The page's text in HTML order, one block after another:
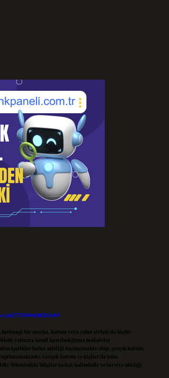
herhangi bir marka, kurum veya şahıs şirketi ile hiçbir
yalnızca kendi hazırladığımız makaleler
içerikler haber niteliği taşımamakta olup, gerçek kurum
Gerçek kurum ve kişiler ile isim
Sitemizdeki bilgiler taslak halindedir ve tavsiye niteliği